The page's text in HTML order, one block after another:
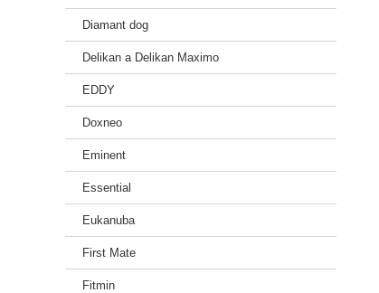
Diamant dog
Delikan a Delikan Maximo
EDDY
Doxneo
Eminent
Essential
Eukanuba
First Mate
Fitmin